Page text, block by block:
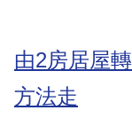
由2房居屋
方法走